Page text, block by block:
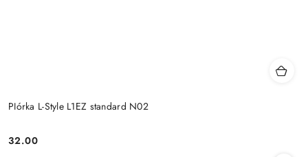
PIórka L-Style L1EZ standard N02
Cena:
32.00